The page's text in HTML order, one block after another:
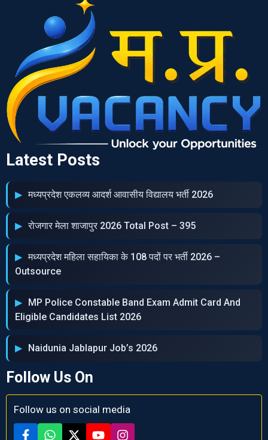
Latest Posts
मध्‍यप्रदेश एकलव्‍य आदर्श आवासीय विद्यालय भर्ती 2026
रोजगार मेला शाजापुर 2026 Total Post – 395
मध्‍यप्रदेश महिला सहायिका के 108 पदों पर भर्ती 2026 –
Outsource
MP Police Constable Band Exam Admit Card And
Eligible Candidates List 2026
Naidunia Jablapur Job’s 2026
Follow Us On
Follow us on social media